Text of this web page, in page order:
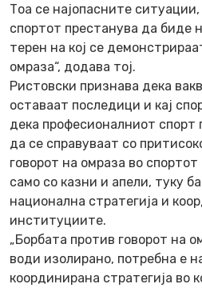
Тоа се најопасните
спортот престанува да биде
терен на кој се
омраза“, додава тој.
Ристовски признава дека
оставаат последици и кај
дека професионалниот спорт
да се справуваат со
говорот на омраза во
само со казни и апели, туку
национална стратегија и
институциите.
„Борбата против говорот на
води изолирано, потребна е
координирана стратегија во